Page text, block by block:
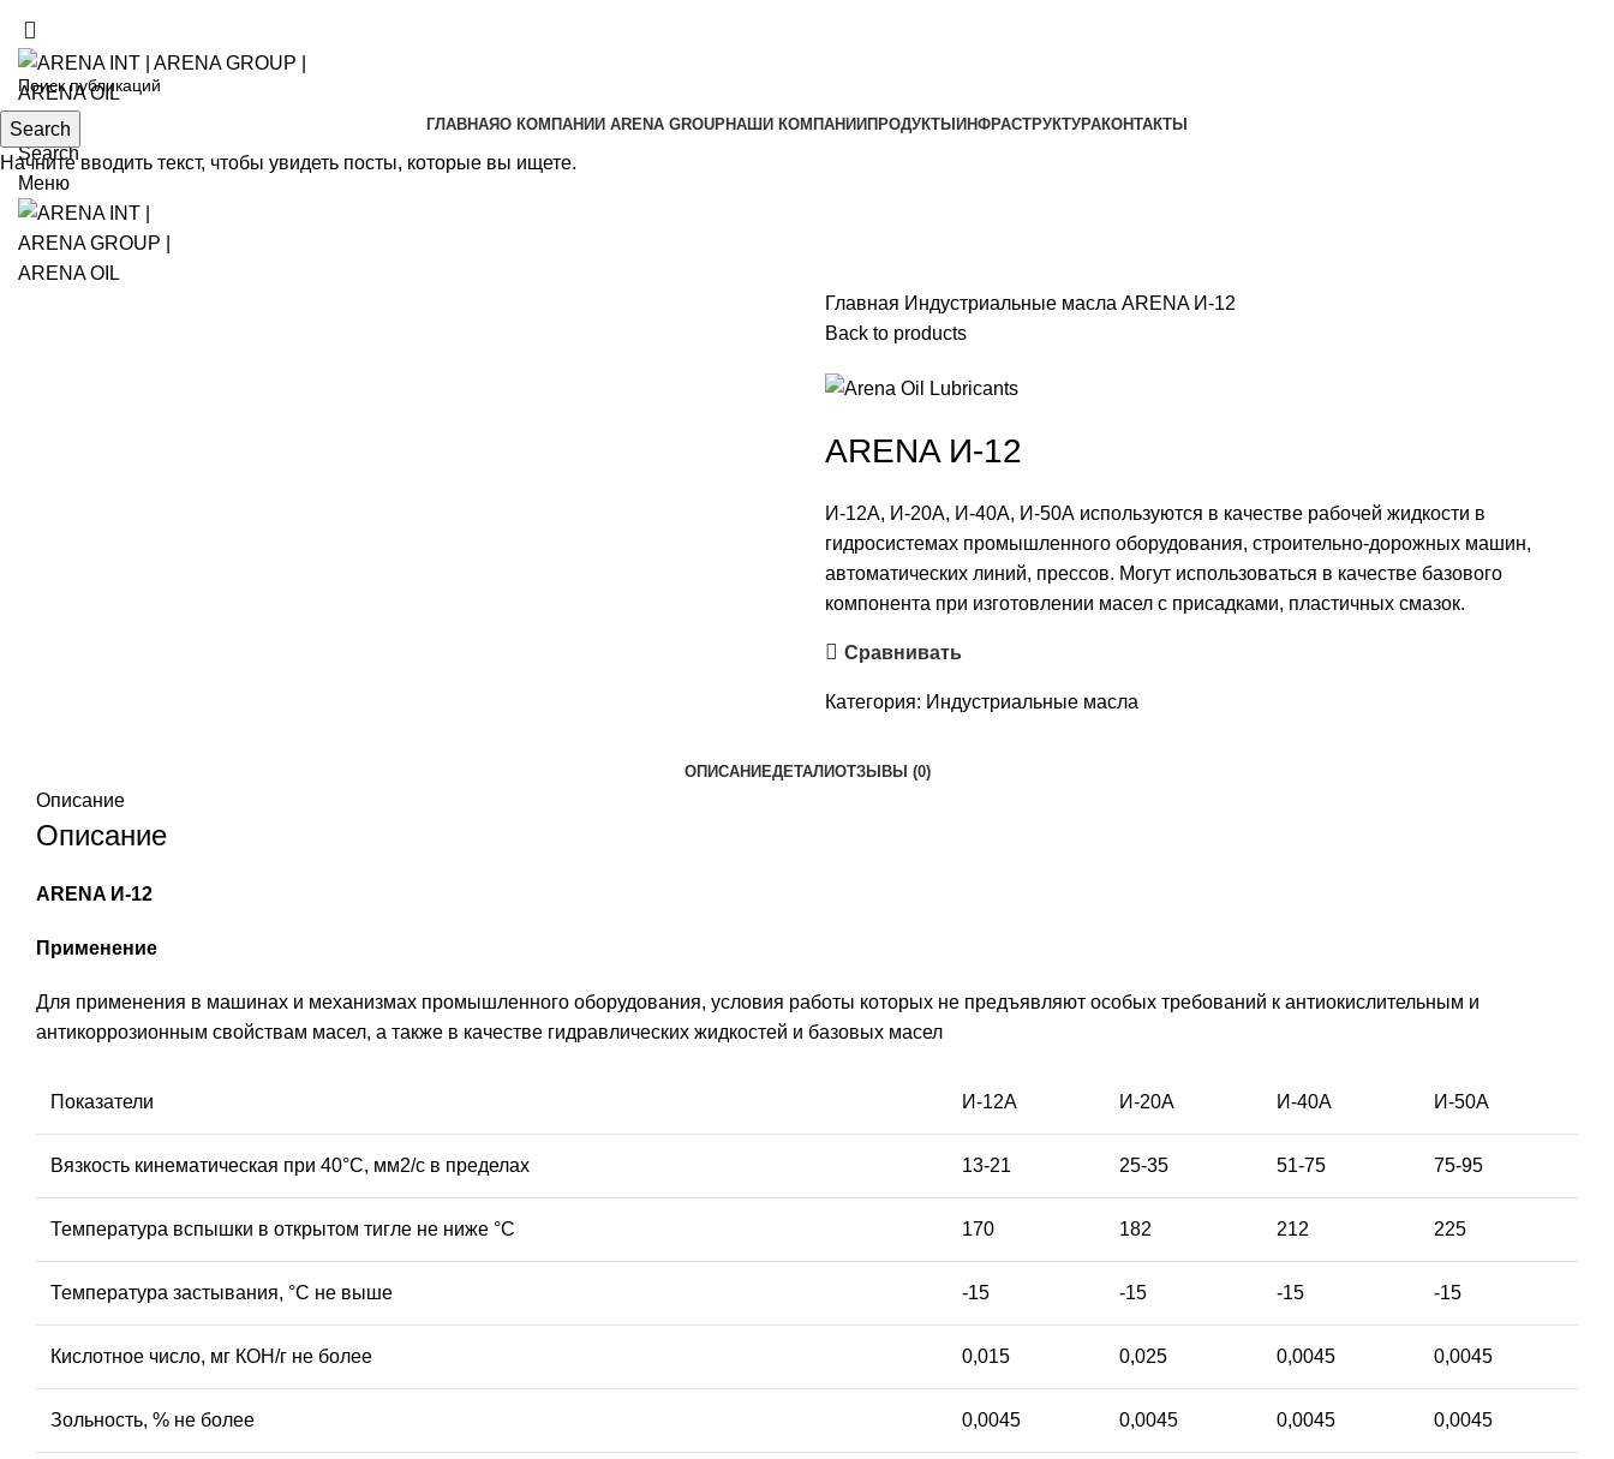
(+998) 99 130-00-11
ГЛАВНАЯО КОМПАНИИ ARENA GROUPНАШИ КОМПАНИИ ПРОДУКТЫ ИНФРАСТРУКТУРАКОНТАКТЫ
Search
Меню
Главная Индустриальные масла ARENA И-12
Back to products
ARENA И-12
И-12А, И-20А, И-40А, И-50А используются в качестве рабочей жидкости в
гидросистемах промышленного оборудования, строительно-дорожных машин,
автоматических линий, прессов. Могут использоваться в качестве базового
компонента при изготовлении масел с присадками, пластичных смазок.
Сравнивать
Категория: Индустриальные масла
ОПИСАНИЕДЕТАЛИОТЗЫВЫ (0)
Описание
Описание
ARENA И-12
Применение
Для применения в машинах и механизмах промышленного оборудования, условия работы которых не предъявляют особых требований к антиокислительным и
антикоррозионным свойствам масел, а также в качестве гидравлических жидкостей и базовых масел
Показатели И-12А И-20А И-40А И-50А
Вязкость кинематическая при 40°С, мм2/с в пределах 13-21 25-35 51-75 75-95
Температура вспышки в открытом тигле не ниже °С 170 182 212 225
Температура застывания, °С не выше -15 -15 -15 -15
Кислотное число, мг КОН/г не более 0,015 0,025 0,0045 0,0045
Зольность, % не более 0,0045 0,0045 0,0045 0,0045
Search
Начните вводить текст, чтобы увидеть посты, которые вы ищете.